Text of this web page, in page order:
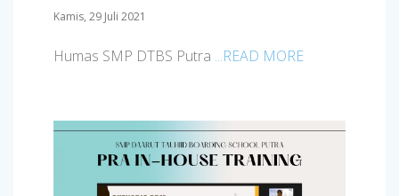
Kamis, 29 Juli 2021
Humas SMP DTBS Putra ...READ MORE